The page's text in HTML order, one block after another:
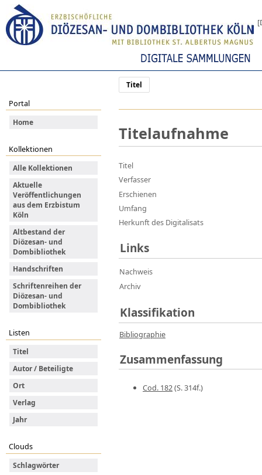
Titel
Portal
Home
Kollektionen
Alle Kollektionen
Aktuelle
Veröffentlichungen
aus dem Erzbistum
Köln
Altbestand der
Diözesan- und
Dombibliothek
Handschriften
Schriftenreihen der
Diözesan- und
Dombibliothek
Listen
Titel
Autor / Beteiligte
Ort
Verlag
Jahr
Clouds
Schlagwörter
Titelaufnahme
Titel
Verfasser
Erschienen
Umfang
Herkunft des Digitalisats
Links
Nachweis
Archiv
Klassifikation
Bibliographie
Zusammenfassung
Cod. 182(S. 314f.)